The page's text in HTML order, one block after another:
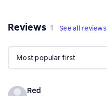
Reviews 1 review
1 See all reviews
Most popular first
Red